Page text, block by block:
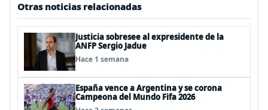
Otras noticias relacionadas
Justicia sobresee al expresidente de la
ANFP Sergio Jadue
Hace 1 semana
España vence a Argentina y se corona
Campeona del Mundo Fifa 2026